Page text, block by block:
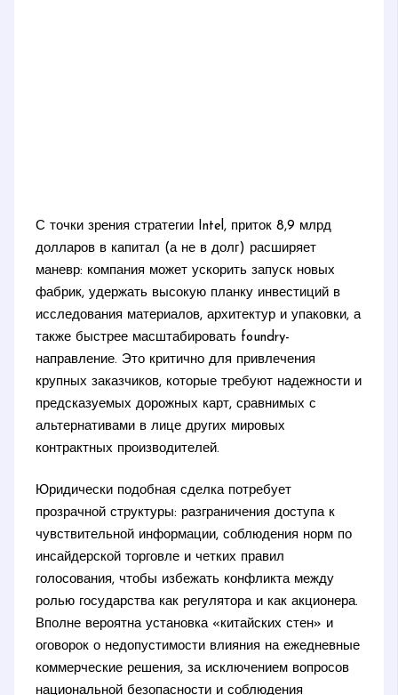
С точки зрения стратегии Intel, приток 8,9 млрд
долларов в капитал (а не в долг) расширяет
маневр: компания может ускорить запуск новых
фабрик, удержать высокую планку инвестиций в
исследования материалов, архитектур и упаковки, а
также быстрее масштабировать foundry-
направление. Это критично для привлечения
крупных заказчиков, которые требуют надежности и
предсказуемых дорожных карт, сравнимых с
альтернативами в лице других мировых
контрактных производителей.
Юридически подобная сделка потребует
прозрачной структуры: разграничения доступа к
чувствительной информации, соблюдения норм по
инсайдерской торговле и четких правил
голосования, чтобы избежать конфликта между
ролью государства как регулятора и как акционера.
Вполне вероятна установка «китайских стен» и
оговорок о недопустимости влияния на ежедневные
коммерческие решения, за исключением вопросов
национальной безопасности и соблюдения